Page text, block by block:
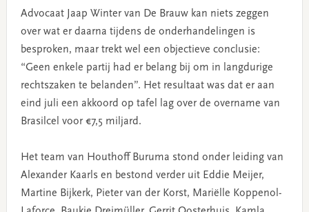
Advocaat Jaap Winter van De Brauw kan niets zeggen
over wat er daarna tijdens de onderhandelingen is
besproken, maar trekt wel een objectieve conclusie:
“Geen enkele partij had er belang bij om in langdurige
rechtszaken te belanden”. Het resultaat was dat er aan
eind juli een akkoord op tafel lag over de overname van
Brasilcel voor €7,5 miljard.
Het team van Houthoff Buruma stond onder leiding van
Alexander Kaarls en bestond verder uit Eddie Meijer,
Martine Bijkerk, Pieter van der Korst, Mariëlle Koppenol-